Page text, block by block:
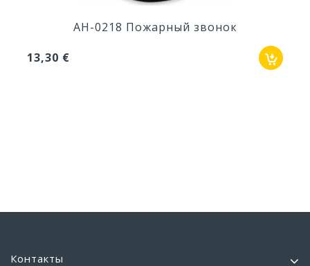
AH-0218 Пожарный звонок
13,30 €
Контакты